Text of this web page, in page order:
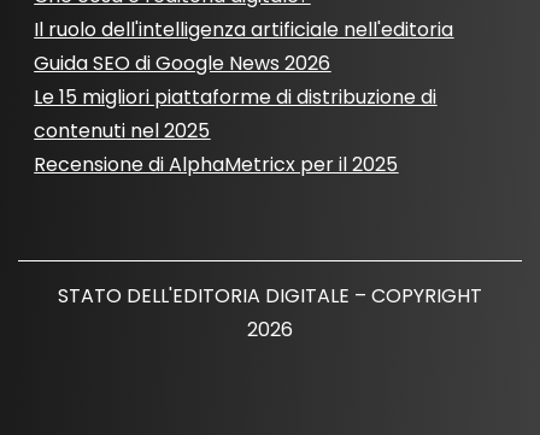
Il ruolo dell'intelligenza artificiale nell'editoria
Guida SEO di Google News 2026
Le 15 migliori piattaforme di distribuzione di
contenuti nel 2025
Recensione di AlphaMetricx per il 2025
STATO DELL'EDITORIA DIGITALE – COPYRIGHT
2026